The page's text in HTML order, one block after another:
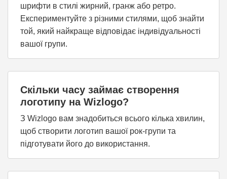
шрифти в стилі жирний, гранж або ретро.
Експериментуйте з різними стилями, щоб знайти
той, який найкраще відповідає індивідуальності
вашої групи.
Скільки часу займає створення
логотипу на Wizlogo?
З Wizlogo вам знадобиться всього кілька хвилин,
щоб створити логотип вашої рок-групи та
підготувати його до використання.